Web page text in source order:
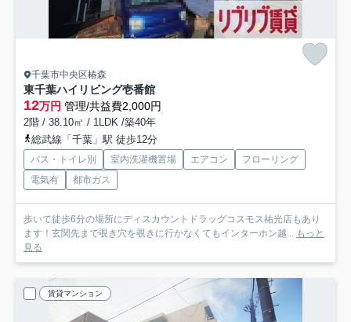
千葉市中央区椿森
東千葉ハイリビング壱番館
12万円 管理/共益費2,000円
2階 / 38.10㎡ / 1LDK /築40年
総武線「千葉」駅 徒歩12分
バス・トイレ別 室内洗濯機置場 エアコン
フローリング
電気有
都市ガス
歩いて徒歩6分の場所にディスカウントドラッグコスモス祐光店もあり
ます！玄関先まで覗き穴を覗きに行かなくてもインターホン越...
もっと
見る
賃貸マンション